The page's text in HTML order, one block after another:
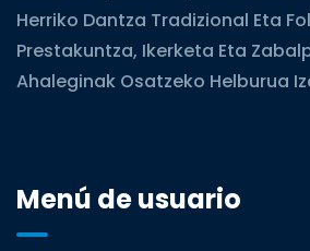
Herriko Dantza Tradizional Eta
Prestakuntza, Ikerketa Eta
Ahaleginak Osatzeko Helburua
Menú de usuario